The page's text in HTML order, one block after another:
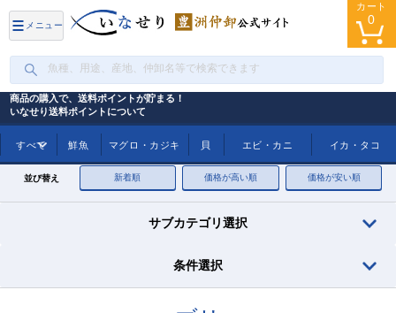
メニュー
カート
0
商品の購入で、送料ポイントが貯まる！
いなせり送料ポイントについて
すべて 鮮魚 マグロ・カジキ 貝 エビ・カニ イカ・タコ
トップ ブリ
並び替え 新着順 価格が高い順 価格が安い順
サブカテゴリ選択
条件選択